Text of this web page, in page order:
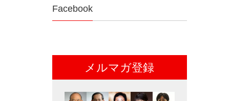
Facebook
メルマガ登録